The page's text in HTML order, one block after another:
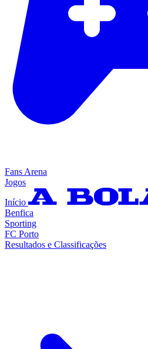
Fans Arena
Jogos
Início
Benfica
Sporting
FC Porto
Resultados e Classificações